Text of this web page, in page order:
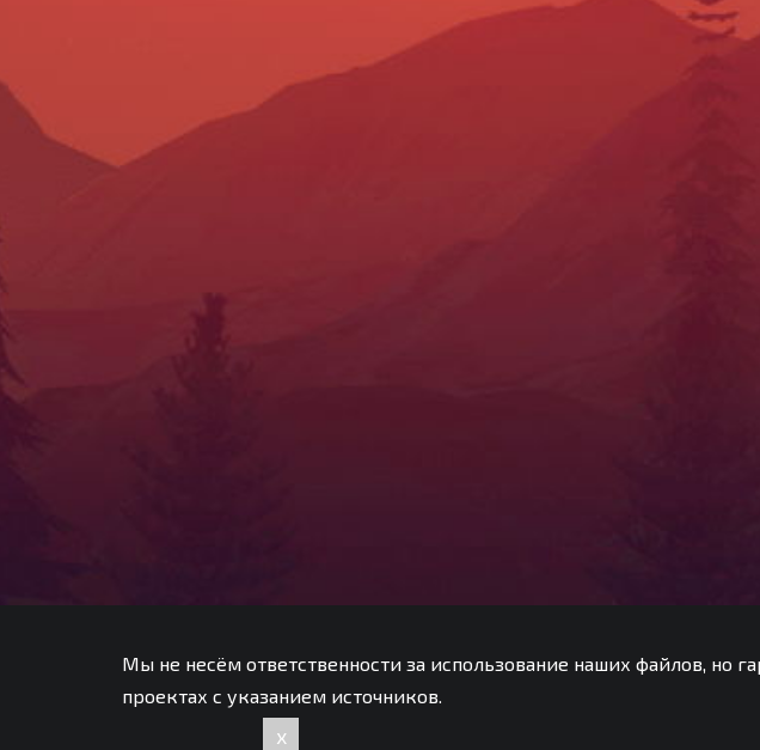
Мы не несём ответственности за использование наших файлов, но
проектах с указанием источников.
x